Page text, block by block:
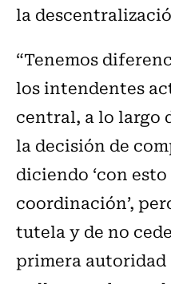
la
“Tenemos
los intendentes
central, a lo largo
la decisión de
diciendo ‘con
coordinación’,
tutela y de no
primera autoridad